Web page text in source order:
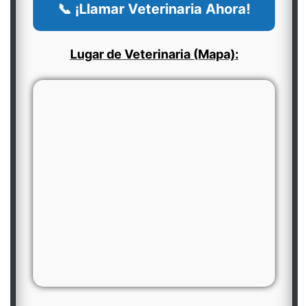
📞 ¡Llamar Veterinaria Ahora!
Lugar de Veterinaria (Mapa):